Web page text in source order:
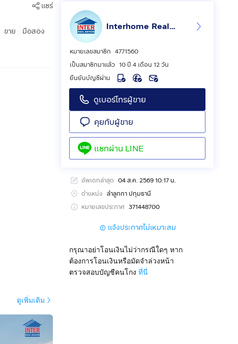
แชร์
ขาย มือสอง Interhome Realty Estate
หมายเลขสมาชิก 4771560
เป็นสมาชิกมาแล้ว 10 ปี 4 เดือน 12 วัน
ยืนยันบัญชีผ่าน
ดูเบอร์โทรผู้ขาย
คุยกับผู้ขาย
แชทผ่าน LINE
อัพเดทล่าสุด 04 ส.ค. 2569 10:17 น.
ตำแหน่ง ลำลูกกา ปทุมธานี
หมายเลขประกาศ 371448700
แจ้งประกาศไม่เหมาะสม
กรุณาอย่าโอนเงินไม่ว่ากรณีใดๆ หาก
ต้องการโอนเงินหรือมัดจำล่วงหน้า
ตรวจสอบบัญชีคนโกง ที่นี่
ดูเพิ่มเติม